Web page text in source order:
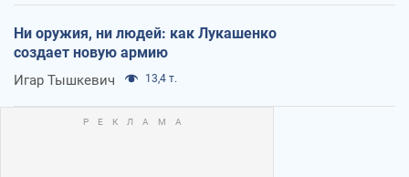
Ни оружия, ни людей: как Лукашенко
создает новую армию
Игар Тышкевич 13,4 т.